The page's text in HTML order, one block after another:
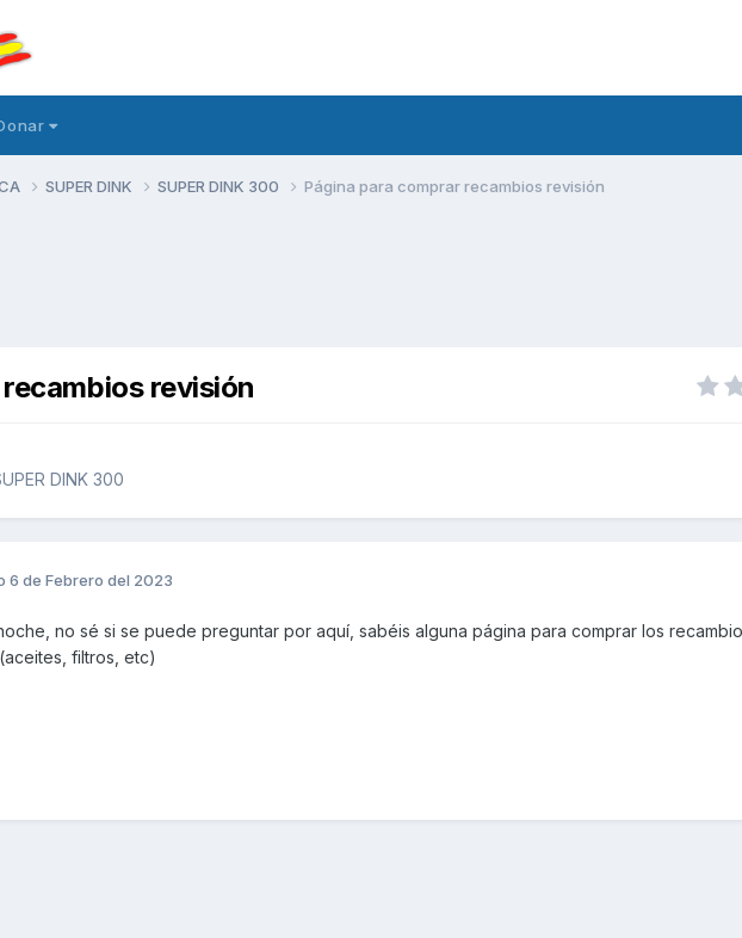
SUPER DINK SUPER DINK 300 Página para comprar recambios revisión
revisión
DINK 300
6 de Febrero del 2023
no sé si se puede preguntar por aquí, sabéis alguna página para comprar los
filtros, etc)